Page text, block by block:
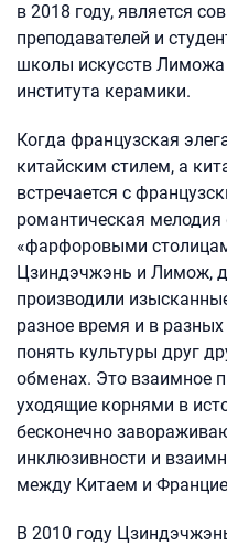
в 2018 году, является
преподавателей и
школы искусств
института керамики.
Когда французская
китайским стилем, а
встречается с
романтическая
«фарфоровыми
Цзиндэчжэнь и Лимож,
производили
разное время и в
понять культуры друг
обменах. Это взаимное
уходящие корнями в
бесконечно
инклюзивности и
между Китаем и
В 2010 году